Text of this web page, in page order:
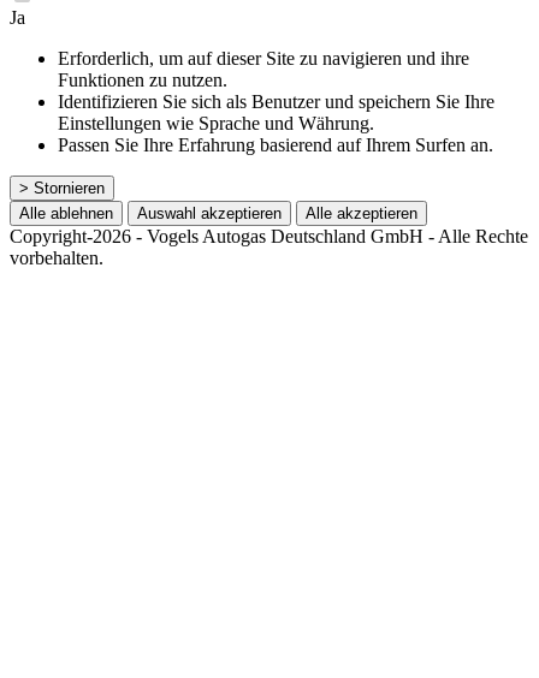
Ja
Erforderlich, um auf dieser Site zu navigieren und ihre
Funktionen zu nutzen.
Identifizieren Sie sich als Benutzer und speichern Sie Ihre
Einstellungen wie Sprache und Währung.
Passen Sie Ihre Erfahrung basierend auf Ihrem Surfen an.
> Stornieren
Alle ablehnen
Auswahl akzeptieren Alle akzeptieren
Copyright-2026 - Vogels Autogas Deutschland GmbH - Alle Rechte
vorbehalten.